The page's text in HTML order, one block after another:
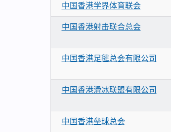
中国香港学界体育联会
中国香港射击联合总会
中国香港足毽总会有限公司
中国香港滑冰联盟有限公司
中国香港垒球总会